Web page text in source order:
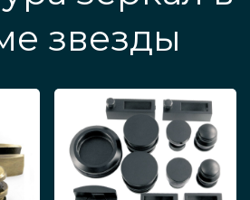
звезды